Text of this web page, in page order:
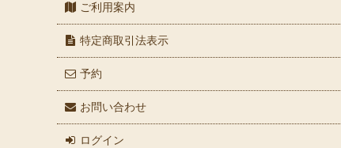
ご利用案内
特定商取引法表示
予約
お問い合わせ
ログイン